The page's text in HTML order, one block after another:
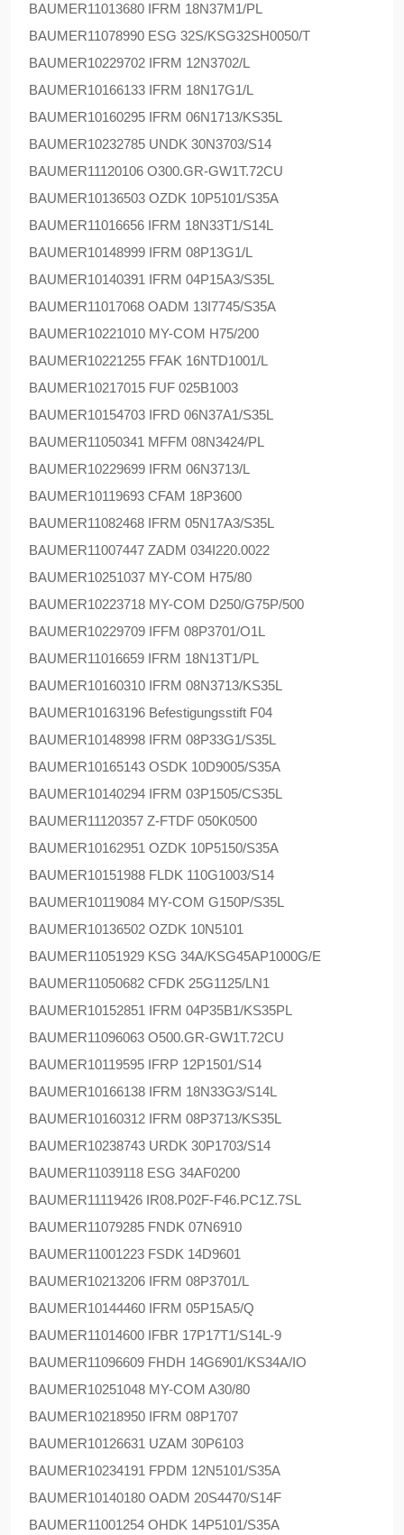
BAUMER11013680 IFRM 18N37M1/PL
BAUMER11078990 ESG 32S/KSG32SH0050/T
BAUMER10229702 IFRM 12N3702/L
BAUMER10166133 IFRM 18N17G1/L
BAUMER10160295 IFRM 06N1713/KS35L
BAUMER10232785 UNDK 30N3703/S14
BAUMER11120106 O300.GR-GW1T.72CU
BAUMER10136503 OZDK 10P5101/S35A
BAUMER11016656 IFRM 18N33T1/S14L
BAUMER10148999 IFRM 08P13G1/L
BAUMER10140391 IFRM 04P15A3/S35L
BAUMER11017068 OADM 13I7745/S35A
BAUMER10221010 MY-COM H75/200
BAUMER10221255 FFAK 16NTD1001/L
BAUMER10217015 FUF 025B1003
BAUMER10154703 IFRD 06N37A1/S35L
BAUMER11050341 MFFM 08N3424/PL
BAUMER10229699 IFRM 06N3713/L
BAUMER10119693 CFAM 18P3600
BAUMER11082468 IFRM 05N17A3/S35L
BAUMER11007447 ZADM 034I220.0022
BAUMER10251037 MY-COM H75/80
BAUMER10223718 MY-COM D250/G75P/500
BAUMER10229709 IFFM 08P3701/O1L
BAUMER11016659 IFRM 18N13T1/PL
BAUMER10160310 IFRM 08N3713/KS35L
BAUMER10163196 Befestigungsstift F04
BAUMER10148998 IFRM 08P33G1/S35L
BAUMER10165143 OSDK 10D9005/S35A
BAUMER10140294 IFRM 03P1505/CS35L
BAUMER11120357 Z-FTDF 050K0500
BAUMER10162951 OZDK 10P5150/S35A
BAUMER10151988 FLDK 110G1003/S14
BAUMER10119084 MY-COM G150P/S35L
BAUMER10136502 OZDK 10N5101
BAUMER11051929 KSG 34A/KSG45AP1000G/E
BAUMER11050682 CFDK 25G1125/LN1
BAUMER10152851 IFRM 04P35B1/KS35PL
BAUMER11096063 O500.GR-GW1T.72CU
BAUMER10119595 IFRP 12P1501/S14
BAUMER10166138 IFRM 18N33G3/S14L
BAUMER10160312 IFRM 08P3713/KS35L
BAUMER10238743 URDK 30P1703/S14
BAUMER11039118 ESG 34AF0200
BAUMER11119426 IR08.P02F-F46.PC1Z.7SL
BAUMER11079285 FNDK 07N6910
BAUMER11001223 FSDK 14D9601
BAUMER10213206 IFRM 08P3701/L
BAUMER10144460 IFRM 05P15A5/Q
BAUMER11014600 IFBR 17P17T1/S14L-9
BAUMER11096609 FHDH 14G6901/KS34A/IO
BAUMER10251048 MY-COM A30/80
BAUMER10218950 IFRM 08P1707
BAUMER10126631 UZAM 30P6103
BAUMER10234191 FPDM 12N5101/S35A
BAUMER10140180 OADM 20S4470/S14F
BAUMER11001254 OHDK 14P5101/S35A